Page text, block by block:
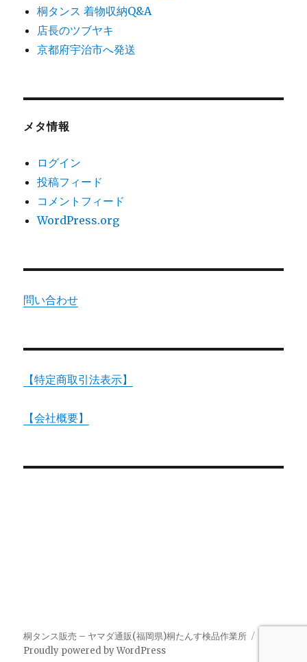
桐タンス 着物収納Q&A
店長のツブヤキ
京都府宇治市へ発送
メタ情報
ログイン
投稿フィード
コメントフィード
WordPress.org
問い合わせ
【特定商取引法表示】
【会社概要】
桐タンス販売 – ヤマダ通販(福岡県)桐たんす検品作業所
Proudly powered by WordPress